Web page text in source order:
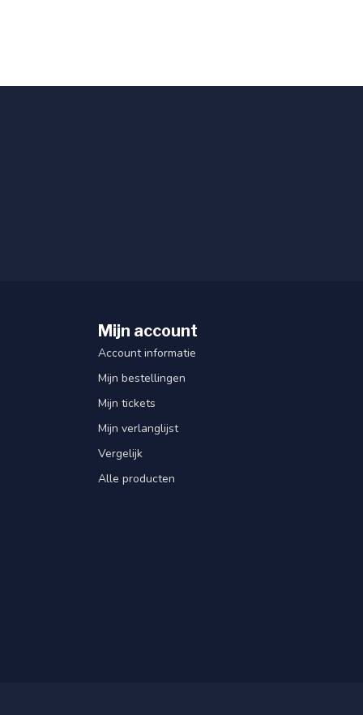
Mijn account
Account informatie
Mijn bestellingen
Mijn tickets
Mijn verlanglijst
Vergelijk
Alle producten